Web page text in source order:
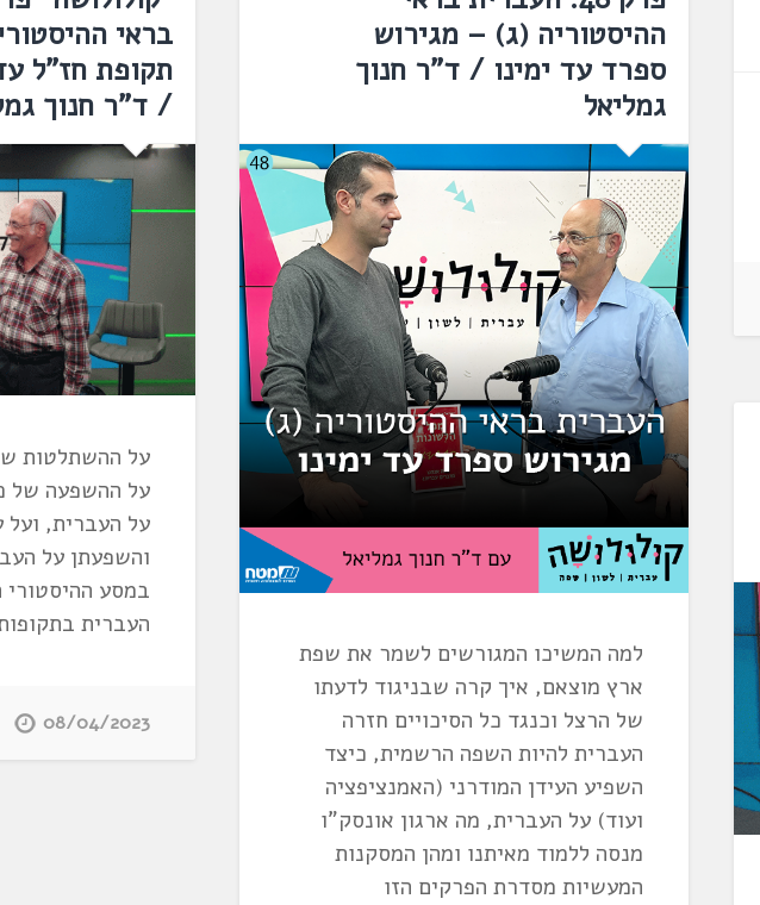
ההיסטוריה (ג) – מגירוש
ספרד עד ימינו / ד"ר חנוך
גמליאל
למה המשיכו המגורשים לשמר את שפת
ארץ מוצאם, איך קרה שבניגוד לדעתו
של הרצל וכנגד כל הסיכויים חזרה
העברית להיות השפה הרשמית, כיצד
השפיע העידן המודרני (האמנציפציה
ועוד) על העברית, מה ארגון אונסק"ו
מנסה ללמוד מאיתנו ומהן המסקנות
המעשיות מסדרת הפרקים הזו
בראי
תקופת חז"ל
/ ד"ר חנוך
על ההשתלטות
על ההשפעה של
על העברית, ועל
והשפעתן על
במסע
העברית
08/04/2023